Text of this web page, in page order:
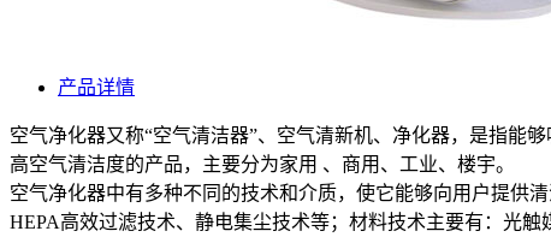
产品详情
空气净化器又称“空气清洁器”、空气清新机、净化器，是指能
高空气清洁度的产品，主要分为家用 、商用、工业、楼宇。
空气净化器中有多种不同的技术和介质，使它能够向用户提供
HEPA高效过滤技术、静电集尘技术等；材料技术主要有：光